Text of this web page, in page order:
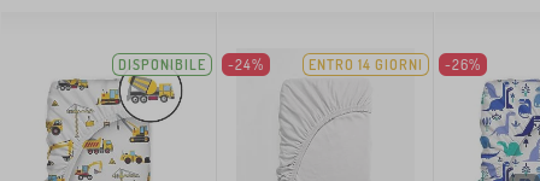
DISPONIBILE -24% ENTRO 14 GIORNI -26%